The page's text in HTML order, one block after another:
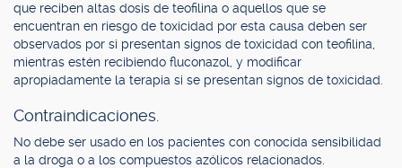
que reciben altas dosis de teofilina o aquellos que se
encuentran en riesgo de toxicidad por esta causa deben ser
observados por si presentan signos de toxicidad con teofilina,
mientras estén recibiendo fluconazol, y modificar
apropiadamente la terapia si se presentan signos de toxicidad.
Contraindicaciones.
No debe ser usado en los pacientes con conocida sensibilidad
a la droga o a los compuestos azólicos relacionados.